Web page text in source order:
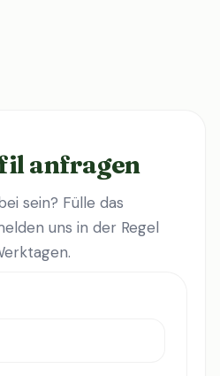
anfragen
sein? Fülle das
uns in der Regel